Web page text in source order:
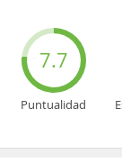
7.7
Puntualidad